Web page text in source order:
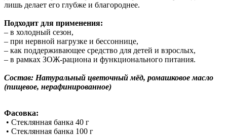
лишь делает его глубже и благороднее.
Подходит для применения:
– в холодный сезон,
– при нервной нагрузке и бессоннице,
– как поддерживающее средство для детей и взрослых,
– в рамках ЗОЖ-рациона и функционального питания.
Состав: Натуральный цветочный мёд, ромашковое масло
(пищевое, нерафинированное)
Фасовка:
• Стеклянная банка 40 г
• Стеклянная банка 100 г